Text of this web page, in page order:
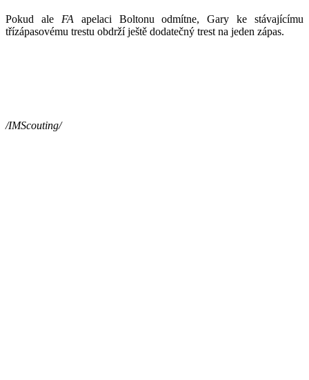
Pokud ale FA apelaci Boltonu odmítne, Gary ke stávajícímu
třízápasovému trestu obdrží ještě dodatečný trest na jeden zápas.
/IMScouting/